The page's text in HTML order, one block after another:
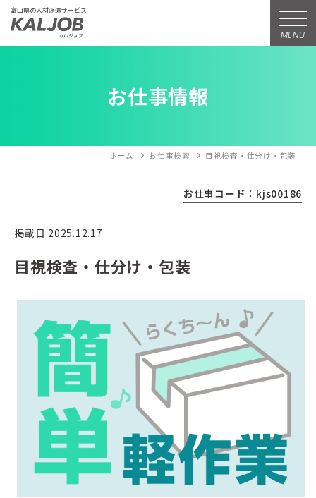
富山県の人材派遣サービス
MENU
お仕事情報
ホーム お仕事検索 目視検査・仕分け・包装
お仕事コード：kjs00186
掲載日 2025.12.17
目視検査・仕分け・包装